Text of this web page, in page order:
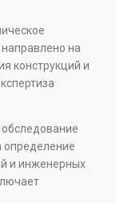
безопасности.
объектов, а
и технических
на
конструкций и
покупке
реконструкции
и
определение
и инженерных